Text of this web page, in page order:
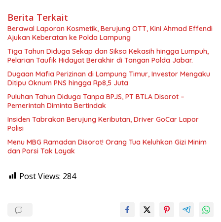
Berita Terkait
Berawal Laporan Kosmetik, Berujung OTT, Kini Ahmad Effendi
Ajukan Keberatan ke Polda Lampung
Tiga Tahun Diduga Sekap dan Siksa Kekasih hingga Lumpuh,
Pelarian Taufik Hidayat Berakhir di Tangan Polda Jabar.
Dugaan Mafia Perizinan di Lampung Timur, Investor Mengaku
Ditipu Oknum PNS hingga Rp8,5 Juta
Puluhan Tahun Diduga Tanpa BPJS, PT BTLA Disorot –
Pemerintah Diminta Bertindak
Insiden Tabrakan Berujung Keributan, Driver GoCar Lapor
Polisi
Menu MBG Ramadan Disorot! Orang Tua Keluhkan Gizi Minim
dan Porsi Tak Layak
Post Views: 284